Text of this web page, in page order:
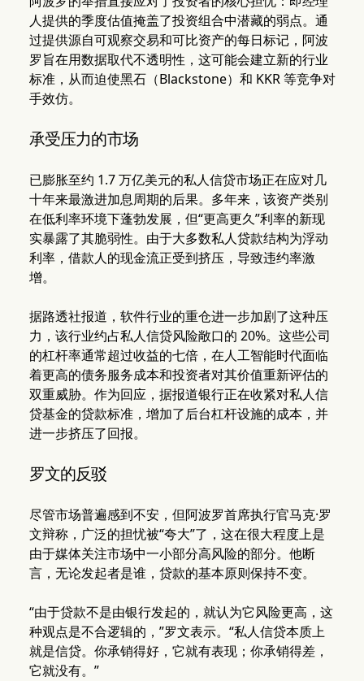
人提供的季度估值掩盖了投资组合中潜藏的弱点。通
过提供源自可观察交易和可比资产的每日标记，阿波
罗旨在用数据取代不透明性，这可能会建立新的行业
标准，从而迫使黑石（Blackstone）和 KKR 等竞争对
手效仿。
承受压力的市场
已膨胀至约 1.7 万亿美元的私人信贷市场正在应对几
十年来最激进加息周期的后果。多年来，该资产类别
在低利率环境下蓬勃发展，但“更高更久”利率的新现
实暴露了其脆弱性。由于大多数私人贷款结构为浮动
利率，借款人的现金流正受到挤压，导致违约率激
增。
据路透社报道，软件行业的重仓进一步加剧了这种压
力，该行业约占私人信贷风险敞口的 20%。这些公司
的杠杆率通常超过收益的七倍，在人工智能时代面临
着更高的债务服务成本和投资者对其价值重新评估的
双重威胁。作为回应，据报道银行正在收紧对私人信
贷基金的贷款标准，增加了后台杠杆设施的成本，并
进一步挤压了回报。
罗文的反驳
尽管市场普遍感到不安，但阿波罗首席执行官马克·罗
文辩称，广泛的担忧被“夸大”了，这在很大程度上是
由于媒体关注市场中一小部分高风险的部分。他断
言，无论发起者是谁，贷款的基本原则保持不变。
“由于贷款不是由银行发起的，就认为它风险更高，这
种观点是不合逻辑的，”罗文表示。“私人信贷本质上
就是信贷。你承销得好，它就有表现；你承销得差，
它就没有。”